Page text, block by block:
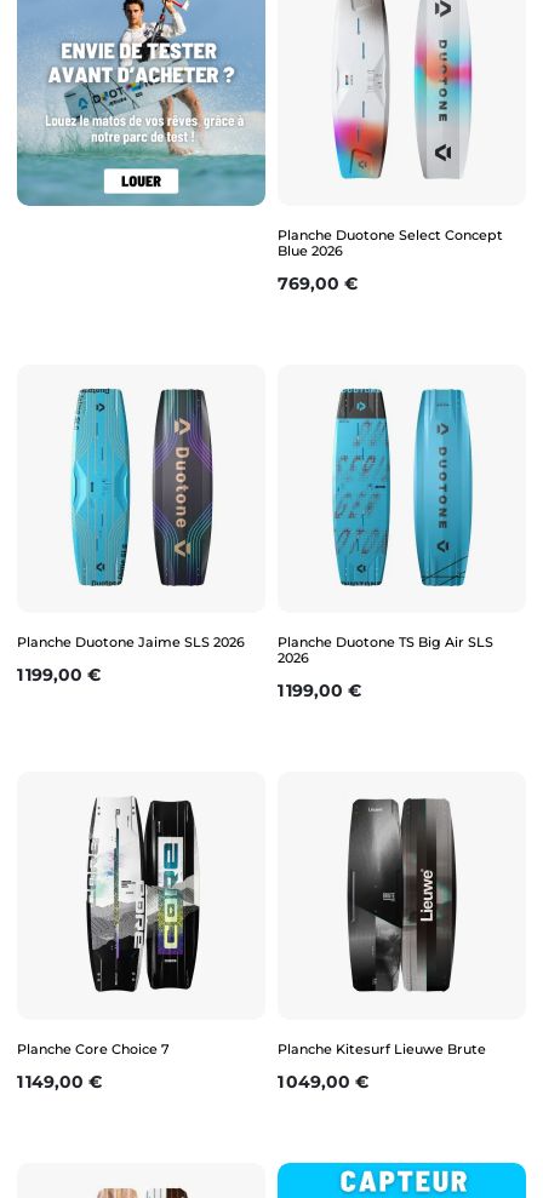
Planche Duotone Select Concept
Blue 2026
Prix
769,00 €
Planche Duotone Jaime SLS 2026
Prix
1 199,00 €
Planche Duotone TS Big Air SLS
2026
Prix
1 199,00 €
Planche Core Choice 7
Prix
1 149,00 €
Planche Kitesurf Lieuwe Brute
Prix
1 049,00 €